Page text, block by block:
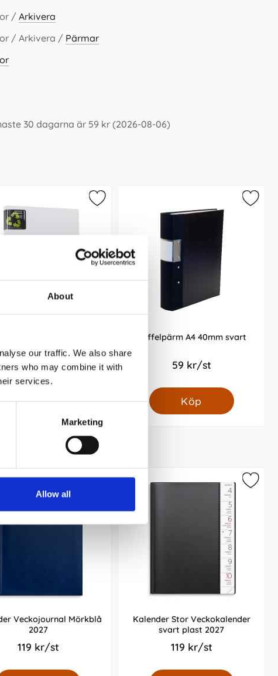
About
our traffic. We also share
who may combine it with
services.
Marketing
Allow all
/ Arkivera
/ Arkivera / Pärmar
30 dagarna är 59 kr (2026-08-06)
79 kr/st
Köp
Gaffelpärm A4 40mm svart
59 kr/st
Köp
Veckojournal Mörkblå
2027
119 kr/st
Kalender Stor Veckokalender
svart plast 2027
119 kr/st